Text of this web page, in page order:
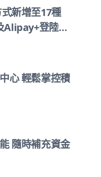
新增至17種
Alipay+登陸
心 輕鬆掌控積
金